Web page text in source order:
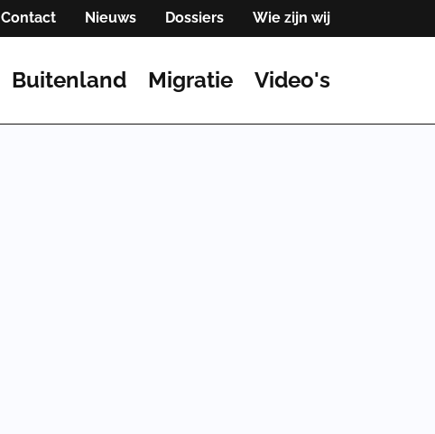
Contact Nieuws Dossiers Wie zijn wij
Buitenland Migratie Video's